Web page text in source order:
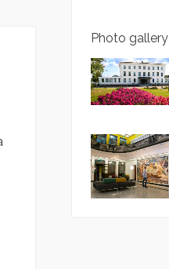
Photo gallery